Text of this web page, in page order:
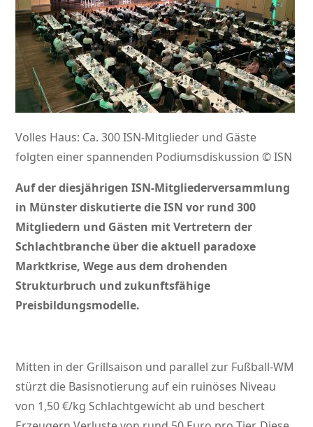
Volles Haus: Ca. 300 ISN-Mitglieder und Gäste
folgten einer spannenden Podiumsdiskussion © ISN
Auf der diesjährigen ISN-Mitgliederversammlung
in Münster diskutierte die ISN vor rund 300
Mitgliedern und Gästen mit Vertretern der
Schlachtbranche über die aktuell paradoxe
Marktkrise, Wege aus dem drohenden
Strukturbruch und zukunftsfähige
Preisbildungsmodelle.
Mitten in der Grillsaison und parallel zur Fußball-WM
stürzt die Basisnotierung auf ein ruinöses Niveau
von 1,50 €/kg Schlachtgewicht ab und beschert